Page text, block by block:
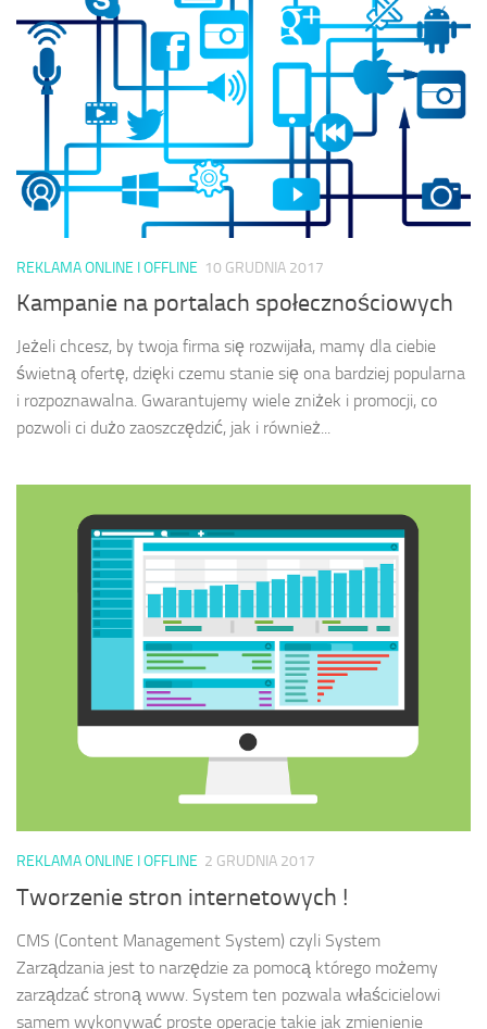
REKLAMA ONLINE I OFFLINE 10 GRUDNIA 2017
Kampanie na portalach społecznościowych
Jeżeli chcesz, by twoja firma się rozwijała, mamy dla ciebie
świetną ofertę, dzięki czemu stanie się ona bardziej popularna
i rozpoznawalna. Gwarantujemy wiele zniżek i promocji, co
pozwoli ci dużo zaoszczędzić, jak i również...
REKLAMA ONLINE I OFFLINE 2 GRUDNIA 2017
Tworzenie stron internetowych !
CMS (Content Management System) czyli System
Zarządzania jest to narzędzie za pomocą którego możemy
zarządzać stroną www. System ten pozwala właścicielowi
samem wykonywać proste operacje takie jak zmienienie